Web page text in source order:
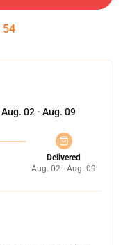
54
Aug. 02 - Aug. 09
Delivered
Aug. 02 - Aug. 09